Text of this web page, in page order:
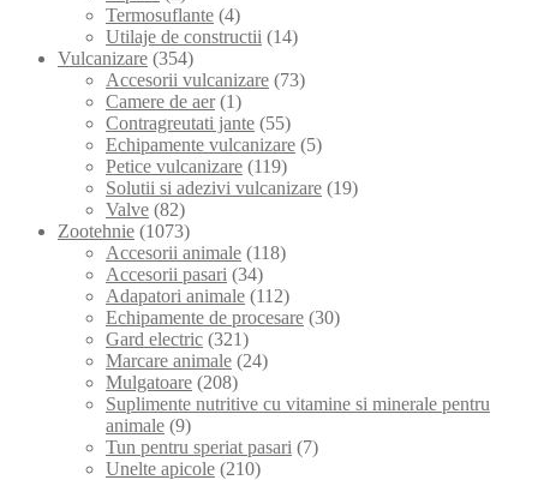
Termosuflante (4)
Utilaje de constructii (14)
Vulcanizare (354)
Accesorii vulcanizare (73)
Camere de aer (1)
Contragreutati jante (55)
Echipamente vulcanizare (5)
Petice vulcanizare (119)
Solutii si adezivi vulcanizare (19)
Valve (82)
Zootehnie (1073)
Accesorii animale (118)
Accesorii pasari (34)
Adapatori animale (112)
Echipamente de procesare (30)
Gard electric (321)
Marcare animale (24)
Mulgatoare (208)
Suplimente nutritive cu vitamine si minerale pentru
animale (9)
Tun pentru speriat pasari (7)
Unelte apicole (210)